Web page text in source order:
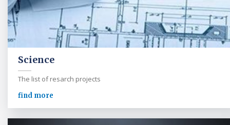
Science
The list of resarch projects
find more